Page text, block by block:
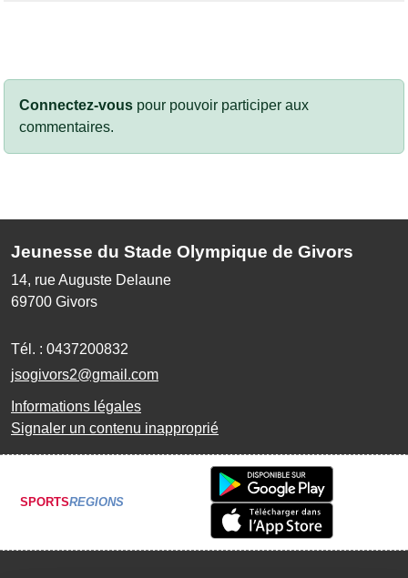
Connectez-vous pour pouvoir participer aux
commentaires.
Jeunesse du Stade Olympique de Givors
14, rue Auguste Delaune
69700 Givors
Tél. : 0437200832
jsogivors2@gmail.com
Informations légales
Signaler un contenu inapproprié
SPORTSREGIONS